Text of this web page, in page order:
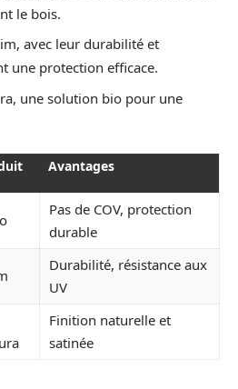
le bois.
avec leur durabilité et
une protection efficace.
une solution bio pour une
Avantages
Pas de COV, protection
durable
Durabilité, résistance aux
UV
Finition naturelle et
satinée